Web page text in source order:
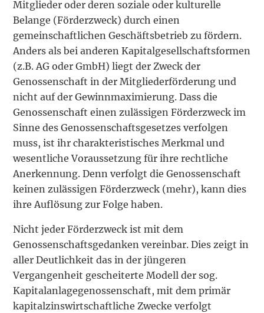
Mitglieder oder deren soziale oder kulturelle
Belange (Förderzweck) durch einen
gemeinschaftlichen Geschäftsbetrieb zu fördern.
Anders als bei anderen Kapitalgesellschaftsformen
(z.B. AG oder GmbH) liegt der Zweck der
Genossenschaft in der Mitgliederförderung und
nicht auf der Gewinnmaximierung. Dass die
Genossenschaft einen zulässigen Förderzweck im
Sinne des Genossenschaftsgesetzes verfolgen
muss, ist ihr charakteristisches Merkmal und
wesentliche Voraussetzung für ihre rechtliche
Anerkennung. Denn verfolgt die Genossenschaft
keinen zulässigen Förderzweck (mehr), kann dies
ihre Auflösung zur Folge haben.
Nicht jeder Förderzweck ist mit dem
Genossenschaftsgedanken vereinbar. Dies zeigt in
aller Deutlichkeit das in der jüngeren
Vergangenheit gescheiterte Modell der sog.
Kapitalanlagegenossenschaft, mit dem primär
kapitalzinswirtschaftliche Zwecke verfolgt